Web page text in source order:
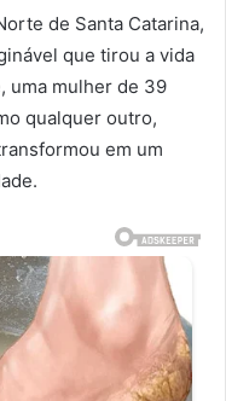
de Santa Catarina,
que tirou a vida
uma mulher de 39
qualquer outro,
em um